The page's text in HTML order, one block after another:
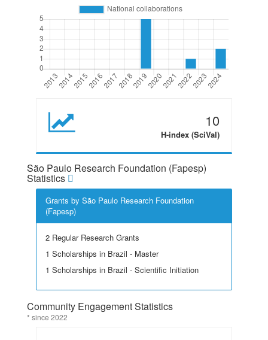
10
H-index (SciVal)
São Paulo Research Foundation (Fapesp)
Statistics
Grants by São Paulo Research Foundation
(Fapesp)
2 Regular Research Grants
1 Scholarships in Brazil - Master
1 Scholarships in Brazil - Scientific Initiation
Community Engagement Statistics
* since 2022